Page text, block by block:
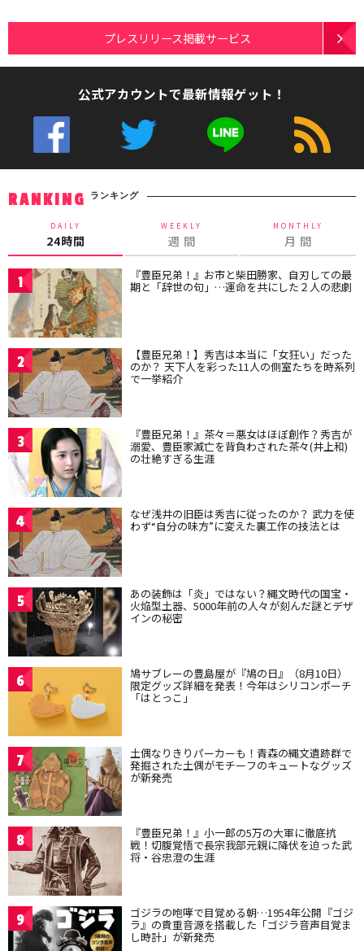
プレスリリース掲載サービス
公式アカウントで最新情報ゲット！
RANKING ランキング
DAILY
24時間
WEEKLY
週 間
MONTHLY
月 間
1 『豊臣兄弟！』お市と柴田勝家、自刃しての最
期と「辞世の句」…運命を共にした２人の悲劇
2 【豊臣兄弟！】秀吉は本当に「女狂い」だった
のか？ 天下人を彩った11人の側室たちを時系列
で一挙紹介
3 『豊臣兄弟！』茶々＝悪女はほぼ創作？秀吉が
溺愛、豊臣家滅亡を背負わされた茶々(井上和)
の壮絶すぎる生涯
4 なぜ浅井の旧臣は秀吉に従ったのか？ 武力を使
わず“自分の味方”に変えた裏工作の技法とは
5 あの装飾は「炎」ではない？縄文時代の国宝・
火焔型土器、5000年前の人々が刻んだ謎とデザ
インの秘密
6 鳩サブレーの豊島屋が『鳩の日』（8月10日）
限定グッズ詳細を発表！今年はシリコンポーチ
「はとっこ」
7 土偶なりきりパーカーも！青森の縄文遺跡群で
発掘された土偶がモチーフのキュートなグッズ
が新発売
8 『豊臣兄弟！』小一郎の5万の大軍に徹底抗
戦！切腹覚悟で長宗我部元親に降伏を迫った武
将・谷忠澄の生涯
9 ゴジラの咆哮で目覚める朝…1954年公開『ゴジ
ラ』の貴重音源を搭載した「ゴジラ音声目覚ま
し時計」が新発売